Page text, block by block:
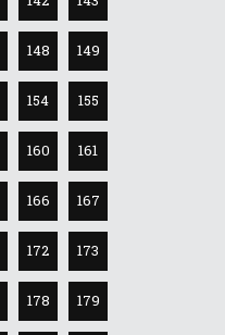
148 149
154 155
160 161
166 167
172 173
178 179